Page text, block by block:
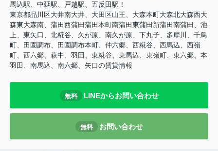
馬込駅、中延駅、戸越駅、五反田駅！
東京都品川区大井南大井、大田区山王、大森本町大森北大森西大
森東大森南、蒲田西蒲田蒲田本町南蒲田東蒲田新蒲田南蒲田、池
上、東矢口、北糀谷、久が原、南久が原、下丸子、多摩川、千鳥
町、田園調布、田園調布本町、仲六郷、西糀谷、西馬込、西嶺
町、西六郷、萩中、羽田、東糀谷、東馬込、東嶺町、東六郷、本
羽田、南馬込、南六郷、矢口の賃貸情報
無料 LINEからお問い合わせ
無料 お問い合わせ